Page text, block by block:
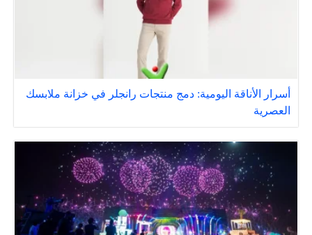
أسرار الأناقة اليومية: دمج منتجات رانجلر في خزانة ملابسك
العصرية